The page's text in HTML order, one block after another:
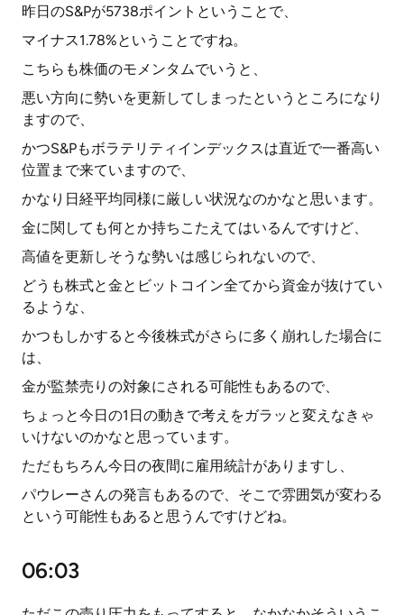
昨日のS&Pが5738ポイントということで、
マイナス1.78%ということですね。
こちらも株価のモメンタムでいうと、
悪い方向に勢いを更新してしまったというところになり
ますので、
かつS&Pもボラテリティインデックスは直近で一番高い
位置まで来ていますので、
かなり日経平均同様に厳しい状況なのかなと思います。
金に関しても何とか持ちこたえてはいるんですけど、
高値を更新しそうな勢いは感じられないので、
どうも株式と金とビットコイン全てから資金が抜けてい
るような、
かつもしかすると今後株式がさらに多く崩れした場合に
は、
金が監禁売りの対象にされる可能性もあるので、
ちょっと今日の1日の動きで考えをガラッと変えなきゃ
いけないのかなと思っています。
ただもちろん今日の夜間に雇用統計がありますし、
パウレーさんの発言もあるので、そこで雰囲気が変わる
という可能性もあると思うんですけどね。
06:03